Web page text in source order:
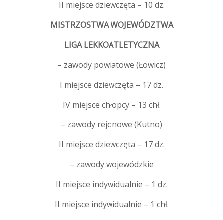
II miejsce dziewczęta – 10 dz.
MISTRZOSTWA WOJEWÓDZTWA
LIGA LEKKOATLETYCZNA
– zawody powiatowe (Łowicz)
I miejsce dziewczęta – 17 dz.
IV miejsce chłopcy – 13 chł.
– zawody rejonowe (Kutno)
II miejsce dziewczęta – 17 dz.
– zawody wojewódzkie
II miejsce indywidualnie – 1 dz.
II miejsce indywidualnie – 1 chł.